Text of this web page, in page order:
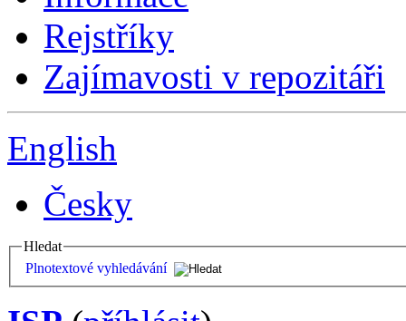
Rejstříky
Zajímavosti v repozitáři
English
Česky
Hledat
Plnotextové vyhledávání